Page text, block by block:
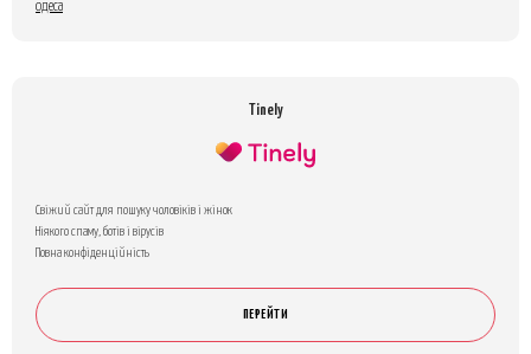
одеса
Tinely
Свіжий сайт для пошуку чоловіків і жінок
Ніякого спаму, ботів і вірусів
Повна конфіденційність
ПЕРЕЙТИ